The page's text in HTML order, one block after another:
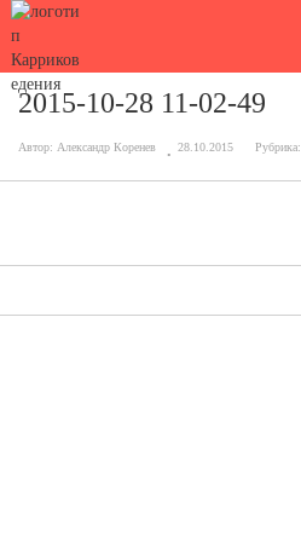
2015-10-28 11-02-49
Автор: Александр Коренев 28.10.2015 Рубрика: